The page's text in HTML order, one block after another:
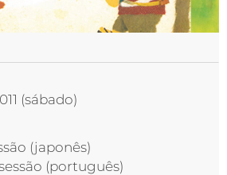
(sábado)
(japonês)
(português)